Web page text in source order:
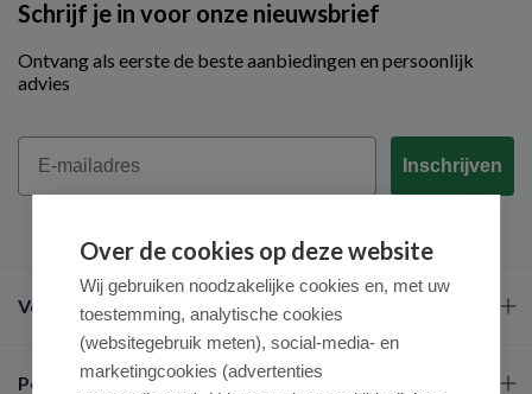
Schrijf je in voor onze nieuwsbrief
Ontvang als eerste de beste aanbiedingen en persoonlijk
advies
Email
Inschrijven
Veel gestelde vragen
Populaire merken
Over de cookies op deze website
Wij gebruiken noodzakelijke cookies en, met uw
toestemming, analytische cookies
(websitegebruik meten), social-media- en
marketingcookies (advertenties